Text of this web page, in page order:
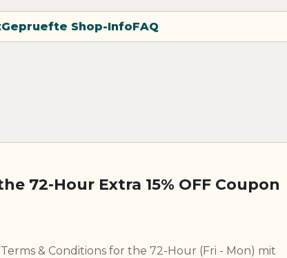
Gepruefte Shop-InfoFAQ
72-Hour Extra 15% OFF Coupon
& Conditions for the 72-Hour (Fri - Mon) mit